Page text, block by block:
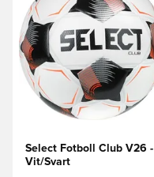
Select Fotboll Club V26 -
Vit/Svart